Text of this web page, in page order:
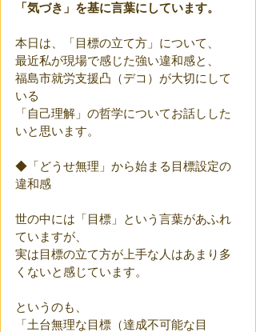
「気づき」を基に言葉にしています。
本日は、「目標の立て方」について、
最近私が現場で感じた強い違和感と、
福島市就労支援凸（デコ）が大切にして
いる
「自己理解」の哲学についてお話しした
いと思います。
◆「どうせ無理」から始まる目標設定の
違和感
世の中には「目標」という言葉があふれ
ていますが、
実は目標の立て方が上手な人はあまり多
くないと感じています。
というのも、
「土台無理な目標（達成不可能な目